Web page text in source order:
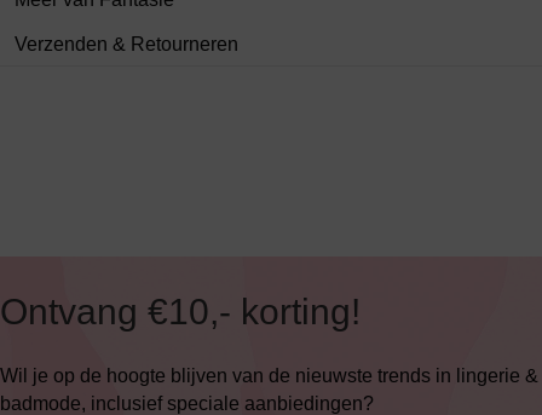
Verzenden & Retourneren
Ontvang €10,- korting!
Wil je op de hoogte blijven van de nieuwste trends in lingerie &
badmode, inclusief speciale aanbiedingen?